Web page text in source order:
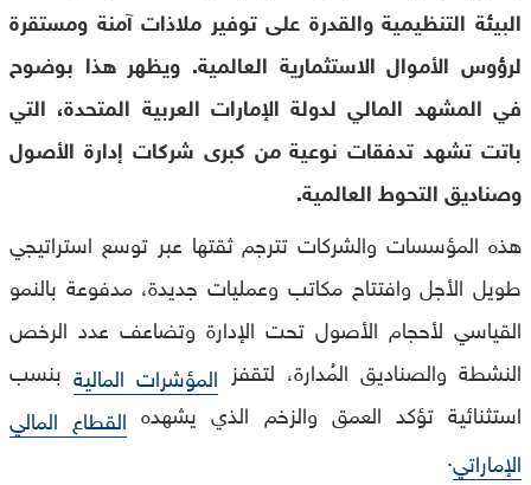
البيئة التنظيمية والقدرة على توفير ملاذات آمنة ومستقرة
لرؤوس الأموال الاستثمارية العالمية. ويظهر هذا بوضوح
في المشهد المالي لدولة الإمارات العربية المتحدة، التي
باتت تشهد تدفقات نوعية من كبرى شركات إدارة الأصول
وصناديق التحوط العالمية.
هذه المؤسسات والشركات تترجم ثقتها عبر توسع استراتيجي
طويل الأجل وافتتاح مكاتب وعمليات جديدة، مدفوعة بالنمو
القياسي لأحجام الأصول تحت الإدارة وتضاعف عدد الرخص
النشطة والصناديق المُدارة، لتقفز المؤشرات الماليةبنسب
استثنائية تؤكد العمق والزخم الذي يشهده القطاع المالي
الإماراتي.